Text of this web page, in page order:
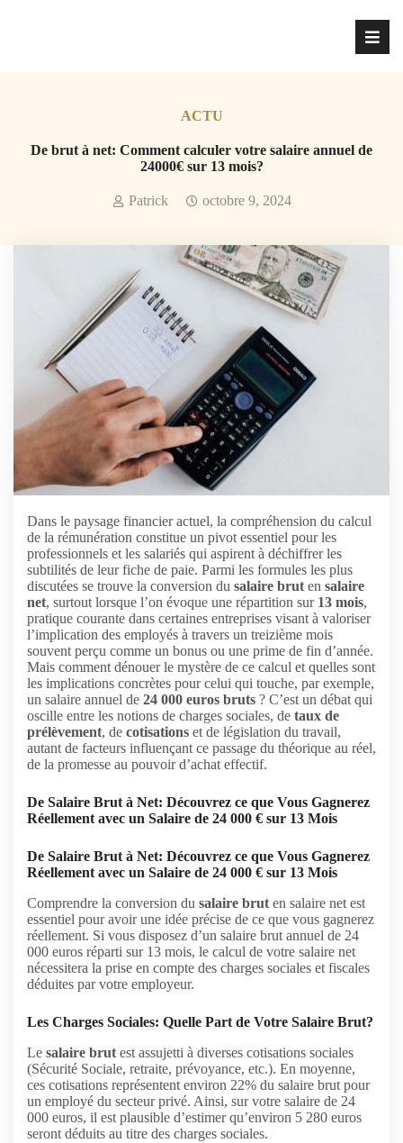
ACTU
De brut à net: Comment calculer votre salaire annuel de
24000€ sur 13 mois?
Patrick octobre 9, 2024
Dans le paysage financier actuel, la compréhension du calcul
de la rémunération constitue un pivot essentiel pour les
professionnels et les salariés qui aspirent à déchiffrer les
subtilités de leur fiche de paie. Parmi les formules les plus
discutées se trouve la conversion du salaire brut en salaire
net, surtout lorsque l’on évoque une répartition sur 13 mois,
pratique courante dans certaines entreprises visant à valoriser
l’implication des employés à travers un treizième mois
souvent perçu comme un bonus ou une prime de fin d’année.
Mais comment dénouer le mystère de ce calcul et quelles sont
les implications concrètes pour celui qui touche, par exemple,
un salaire annuel de 24 000 euros bruts ? C’est un débat qui
oscille entre les notions de charges sociales, de taux de
prélèvement, de cotisations et de législation du travail,
autant de facteurs influençant ce passage du théorique au réel,
de la promesse au pouvoir d’achat effectif.
De Salaire Brut à Net: Découvrez ce que Vous Gagnerez
Réellement avec un Salaire de 24 000 € sur 13 Mois
De Salaire Brut à Net: Découvrez ce que Vous Gagnerez
Réellement avec un Salaire de 24 000 € sur 13 Mois
Comprendre la conversion du salaire brut en salaire net est
essentiel pour avoir une idée précise de ce que vous gagnerez
réellement. Si vous disposez d’un salaire brut annuel de 24
000 euros réparti sur 13 mois, le calcul de votre salaire net
nécessitera la prise en compte des charges sociales et fiscales
déduites par votre employeur.
Les Charges Sociales: Quelle Part de Votre Salaire Brut?
Le salaire brut est assujetti à diverses cotisations sociales
(Sécurité Sociale, retraite, prévoyance, etc.). En moyenne,
ces cotisations représentent environ 22% du salaire brut pour
un employé du secteur privé. Ainsi, sur votre salaire de 24
000 euros, il est plausible d’estimer qu’environ 5 280 euros
seront déduits au titre des charges sociales.